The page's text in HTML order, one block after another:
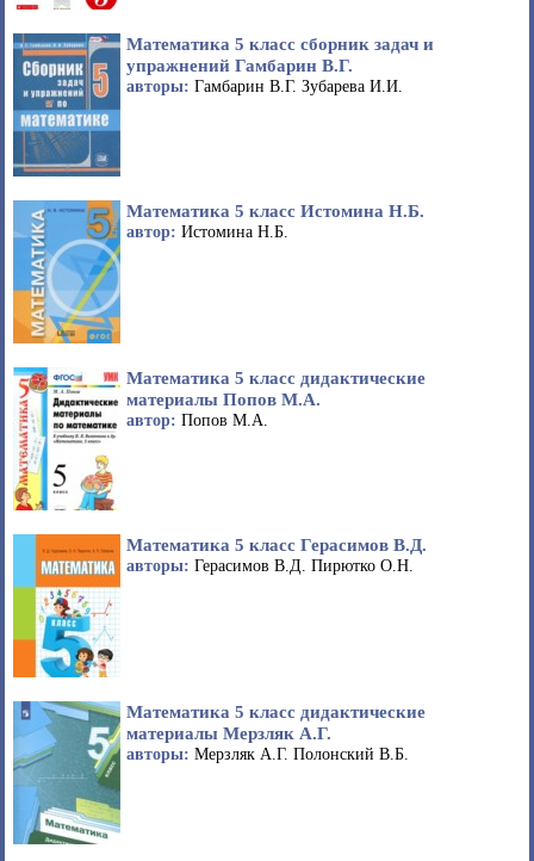
Математика 5 класс сборник задач и
упражнений Гамбарин В.Г.
авторы: Гамбарин В.Г. Зубарева И.И.
Математика 5 класс Истомина Н.Б.
автор: Истомина Н.Б.
Математика 5 класс дидактические
материалы Попов М.А.
автор: Попов М.А.
Математика 5 класс Герасимов В.Д.
авторы: Герасимов В.Д. Пирютко О.Н.
Математика 5 класс дидактические
материалы Мерзляк А.Г.
авторы: Мерзляк А.Г. Полонский В.Б.